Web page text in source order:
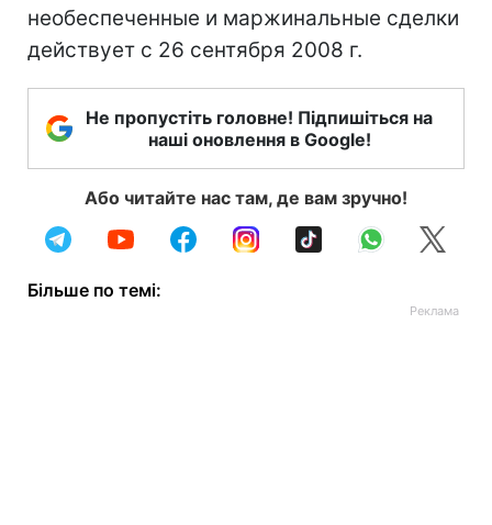
необеспеченные и маржинальные сделки
действует с 26 сентября 2008 г.
Не пропустіть головне! Підпишіться на
наші оновлення в Google!
Або читайте нас там, де вам зручно!
Більше по темі: